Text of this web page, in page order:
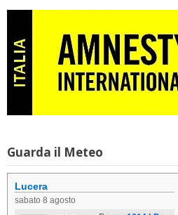
Guarda il Meteo